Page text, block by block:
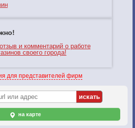
и комментарий о работе
своего города!
для представителей фирм
на карте